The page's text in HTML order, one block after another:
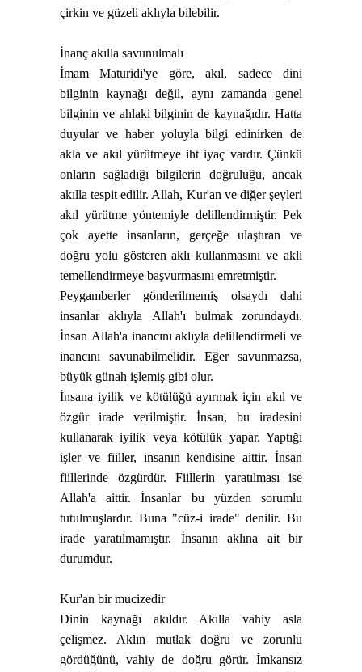
çirkin ve güzeli aklıyla bilebilir.
İnanç akılla savunulmalı
İmam
Maturidi'ye göre, akıl, sadece dini
bilginin kaynağı değil, aynı zamanda genel
bilginin ve ahlaki bilginin de kaynağıdır. Hatta
duyular ve haber yoluyla bilgi edinirken de
akla ve akıl yürütmeye iht iyaç vardır. Çünkü
onların sağladığı bilgilerin doğruluğu, ancak
akılla tespit edilir. Allah, Kur'an ve diğer şeyleri
akıl yürütme yöntemiyle delillendirmiştir. Pek
çok ayette insanların, gerçeğe ulaştıran ve
doğru yolu gösteren aklı kullanmasını ve akli
temellendirmeye başvurmasını emretmiştir.
Peygamberler gönderilmemiş olsaydı dahi
insanlar aklıyla Allah'ı bulmak zorundaydı.
İnsan Allah'a inancını aklıyla delillendirmeli ve
inancını savunabilmelidir. Eğer savunmazsa,
büyük günah işlemiş gibi olur.
İnsana iyilik ve kötülüğü ayırmak için akıl ve
özgür irade verilmiştir. İnsan, bu iradesini
kullanarak iyilik veya kötülük yapar. Yaptığı
işler ve fiiller, insanın kendisine aittir. İnsan
fiillerinde özgürdür. Fiillerin yaratılması ise
Allah'a aittir. İnsanlar bu yüzden sorumlu
tutulmuşlardır. Buna "cüz-i irade" denilir. Bu
irade yaratılmamıştır. İnsanın aklına ait bir
durumdur.
Kur'an bir mucizedir
Dinin kaynağı akıldır. Akılla vahiy asla
çelişmez. Aklın mutlak doğru ve zorunlu
gördüğünü, vahiy de doğru görür. İmkansız